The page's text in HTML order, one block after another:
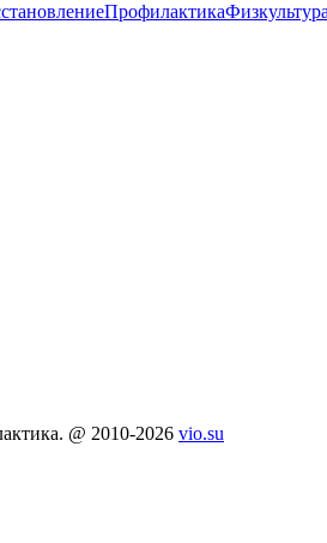
Пpoфилактикa
@ 2010-2026 vio.su